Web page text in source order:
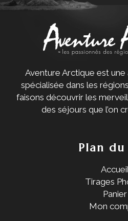
Aventure Arctique est
spécialisée dans les
faisons découvrir les
des séjours que l’on
Plan
Tirages
Panier
Mon